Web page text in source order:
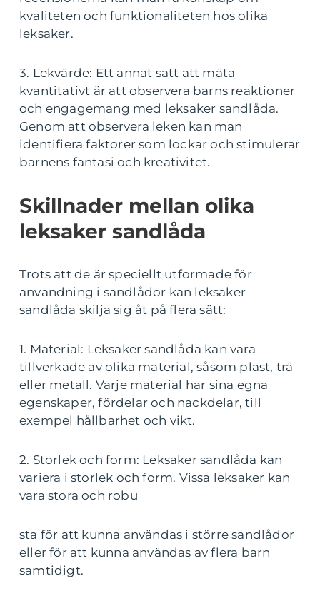
kvaliteten och funktionaliteten hos olika
leksaker.
3. Lekvärde: Ett annat sätt att mäta
kvantitativt är att observera barns reaktioner
och engagemang med leksaker sandlåda.
Genom att observera leken kan man
identifiera faktorer som lockar och stimulerar
barnens fantasi och kreativitet.
Skillnader mellan olika
leksaker sandlåda
Trots att de är speciellt utformade för
användning i sandlådor kan leksaker
sandlåda skilja sig åt på flera sätt:
1. Material: Leksaker sandlåda kan vara
tillverkade av olika material, såsom plast, trä
eller metall. Varje material har sina egna
egenskaper, fördelar och nackdelar, till
exempel hållbarhet och vikt.
2. Storlek och form: Leksaker sandlåda kan
variera i storlek och form. Vissa leksaker kan
vara stora och robu
sta för att kunna användas i större sandlådor
eller för att kunna användas av flera barn
samtidigt.